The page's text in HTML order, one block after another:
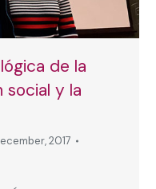
de la
social y la
2017